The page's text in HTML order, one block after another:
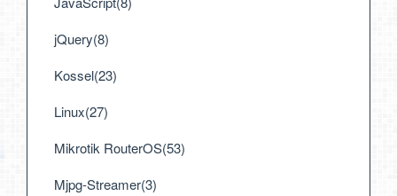
jQuery(8)
Kossel(23)
Linux(27)
Mikrotik RouterOS(53)
Mjpg-Streamer(3)